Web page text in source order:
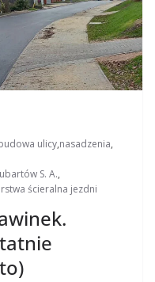
ulicy,nasadzenia,
S. A.,
ścieralna jezdni